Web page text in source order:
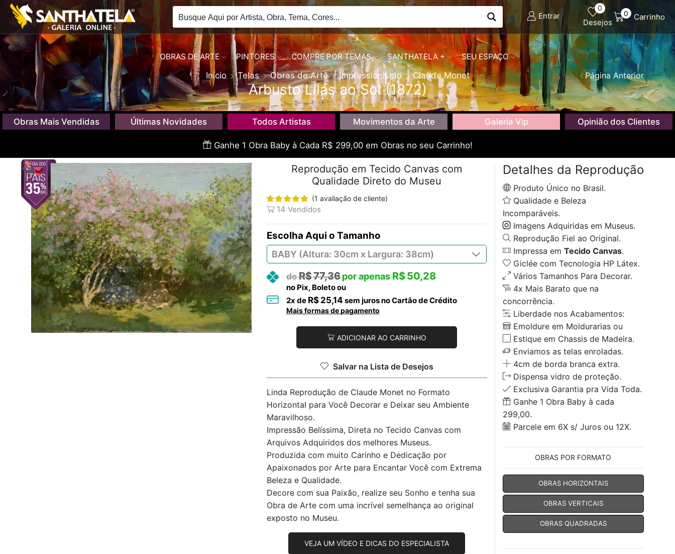
Entrar
0
Desejos
0 Carrinho
OBRAS DE ARTE PINTORES COMPRE POR TEMAS SANTHATELA + SEU ESPAÇO
Início Telas Obras de Arte Impressionismo Claude Monet
Arbusto Lilás ao Sol (1872)
Página Anterior
Obras Mais Vendidas Últimas Novidades Todos Artistas Movimentos da Arte Galeria Vip Opinião dos Clientes
Ganhe 1 Obra Baby à Cada R$ 299,00 em Obras no seu Carrinho!
Reprodução em Tecido Canvas com
Qualidade Direto do Museu
(1 avaliação de cliente)
14 Vendidos
Tamanho
R$77,36 R$50,28
no Pix, Boleto ou
2x de R$ 25,14 sem juros no Cartão de Crédito
Mais formas de pagamento
ADICIONAR AO CARRINHO
Salvar na Lista de Desejos
Linda Reprodução de Claude Monet no Formato
Horizontal para Você Decorar e Deixar seu Ambiente
Maravilhoso.
Impressão Belíssima, Direta no Tecido Canvas com
Arquivos Adquiridos dos melhores Museus.
Produzida com muito Carinho e Dedicação por
Apaixonados por Arte para Encantar Você com Extrema
Beleza e Qualidade.
Decore com sua Paixão, realize seu Sonho e tenha sua
Obra de Arte com uma incrível semelhança ao original
exposto no Museu.
VEJA UM VÍDEO E DICAS DO ESPECIALISTA
Detalhes da Reprodução
Produto Único no Brasil.
Qualidade e Beleza
Incomparáveis.
Imagens Adquiridas em Museus.
Reprodução Fiel ao Original.
Impressa em Tecido Canvas.
Giclée com Tecnologia HP Látex.
Vários Tamanhos Para Decorar.
4x Mais Barato que na
concorrência.
Liberdade nos Acabamentos:
Emoldure em Moldurarias ou
Estique em Chassis de Madeira.
Enviamos as telas enroladas.
4cm de borda branca extra.
Dispensa vidro de proteção.
Exclusiva Garantia pra Vida Toda.
Ganhe 1 Obra Baby à cada
299,00.
Parcele em 6X s/ Juros ou 12X.
OBRAS POR FORMATO
OBRAS HORIZONTAIS
OBRAS VERTICAIS
OBRAS QUADRADAS